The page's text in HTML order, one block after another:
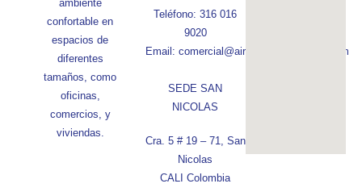
ambiente
confortable en
espacios de
diferentes
tamaños, como
oficinas,
comercios, y
viviendas.
Teléfono: 316 016
9020
Email: comercial@aireconfortcolombia.com
SEDE SAN
NICOLAS
Cra. 5 # 19 – 71, San
Nicolas
CALI Colombia